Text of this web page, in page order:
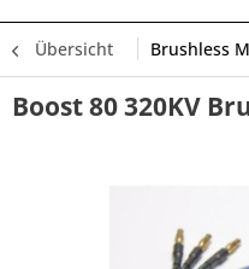
Übersicht Brushless
Boost 80 320KV